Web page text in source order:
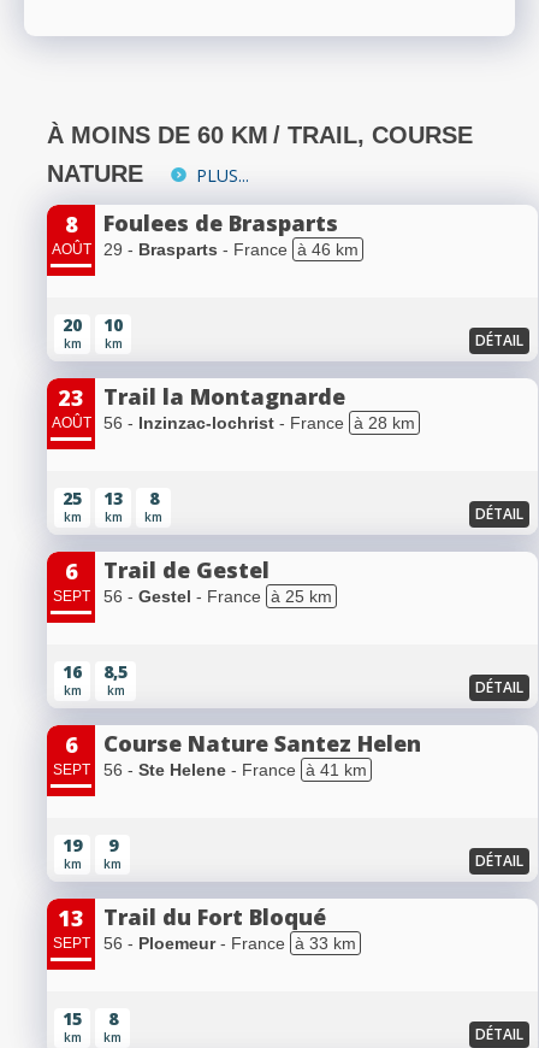
À MOINS DE 60 KM / TRAIL, COURSE
NATURE
PLUS...
8
AOÛT
Foulees de Brasparts
29 - Brasparts - France à 46 km
20
km
10
km DÉTAIL
23
AOÛT
Trail la Montagnarde
56 - Inzinzac-lochrist - France à 28 km
25
km
13
km
8
km DÉTAIL
6
SEPT
Trail de Gestel
56 - Gestel - France à 25 km
16
km
8,5
km DÉTAIL
6
SEPT
Course Nature Santez Helen
56 - Ste Helene - France à 41 km
19
km
9
km DÉTAIL
13
SEPT
Trail du Fort Bloqué
56 - Ploemeur- France à 33 km
15
km
8
km DÉTAIL